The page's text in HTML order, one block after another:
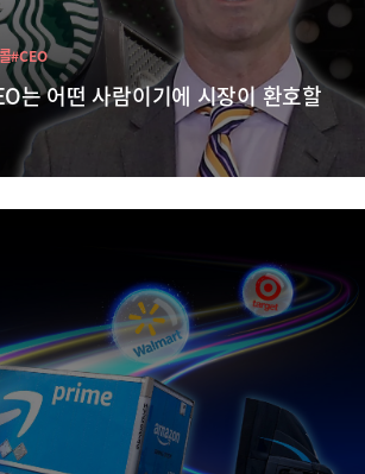
는 어떤 사람이기에 시장이 환호할
#CEO